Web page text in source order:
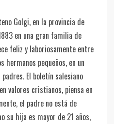
Golgi, en la provincia de
en una gran familia de
feliz y laboriosamente entre
hermanos pequeños, en un
El boletín salesiano
valores cristianos, piensa en
el padre no está de
su hija es mayor de 21 años,